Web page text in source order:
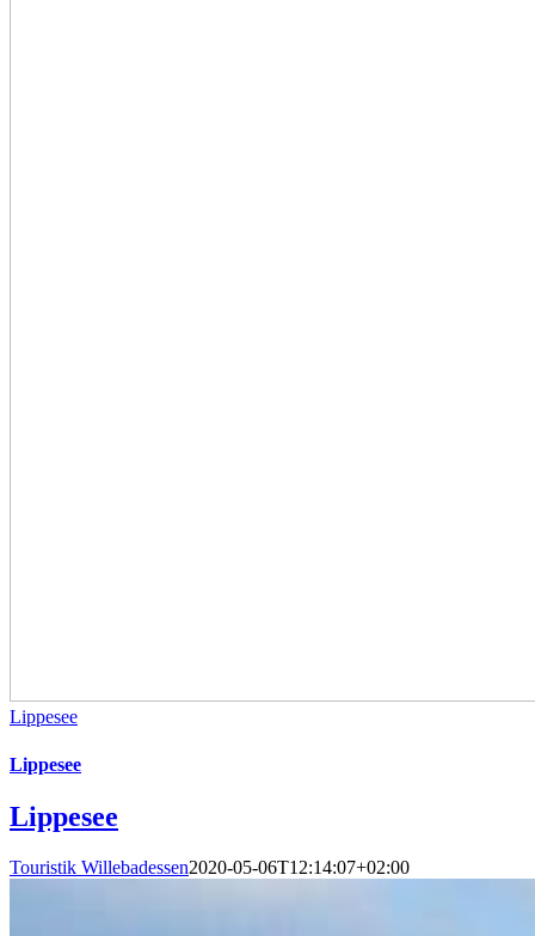
Lippesee
Lippesee
Lippesee
Touristik Willebadessen2020-05-06T12:14:07+02:00